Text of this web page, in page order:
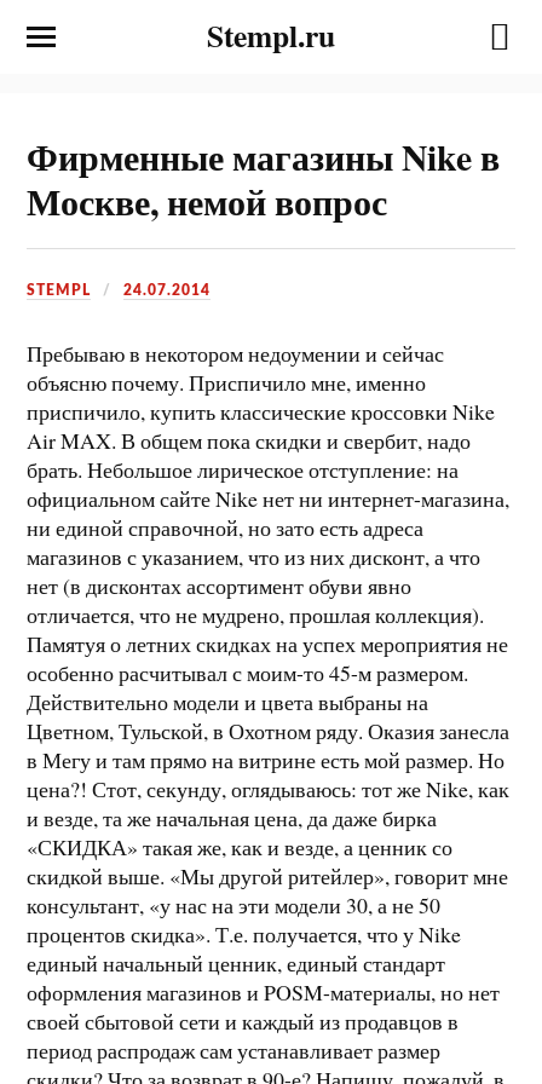
Stempl.ru
Фирменные магазины Nike в
Москве, немой вопрос
STEMPL 24.07.2014
Пребываю в некотором недоумении и сейчас
объясню почему. Приспичило мне, именно
приспичило, купить классические кроссовки Nike
Air MAX. В общем пока скидки и свербит, надо
брать. Небольшое лирическое отступление: на
официальном сайте Nike нет ни интернет-магазина,
ни единой справочной, но зато есть адреса
магазинов с указанием, что из них дисконт, а что
нет (в дисконтах ассортимент обуви явно
отличается, что не мудрено, прошлая коллекция).
Памятуя о летних скидках на успех мероприятия не
особенно расчитывал с моим-то 45-м размером.
Действительно модели и цвета выбраны на
Цветном, Тульской, в Охотном ряду. Оказия занесла
в Мегу и там прямо на витрине есть мой размер. Но
цена?! Стот, секунду, оглядываюсь: тот же Nike, как
и везде, та же начальная цена, да даже бирка
«СКИДКА» такая же, как и везде, а ценник со
скидкой выше. «Мы другой ритейлер», говорит мне
консультант, «у нас на эти модели 30, а не 50
процентов скидка». Т.е. получается, что у Nike
единый начальный ценник, единый стандарт
оформления магазинов и POSM-материалы, но нет
своей сбытовой сети и каждый из продавцов в
период распродаж сам устанавливает размер